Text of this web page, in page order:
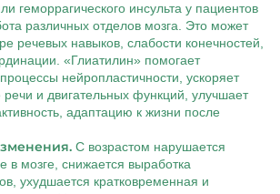
геморрагического инсульта у пациентов
различных отделов мозга. Это может
речевых навыков, слабости конечностей,
«Глиатилин» помогает
нейропластичности, ускоряет
речи и двигательных функций, улучшает
адаптацию к жизни после
С возрастом нарушается
в мозге, снижается выработка
ухудшается кратковременная и